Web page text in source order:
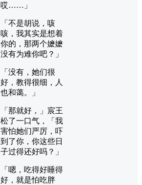
哎……」
「不是胡说，咳
咳，我其实是想着
你的，那两个嬷嬷
没有为难你吧？」
「没有，她们很
好，教得很细，人
也和蔼。」
「那就好，」宸王
松了一口气，「我
害怕她们严厉，吓
到了你，你这些日
子过得还好吗？」
「嗯，吃得好睡得
好，就是怕吃胖